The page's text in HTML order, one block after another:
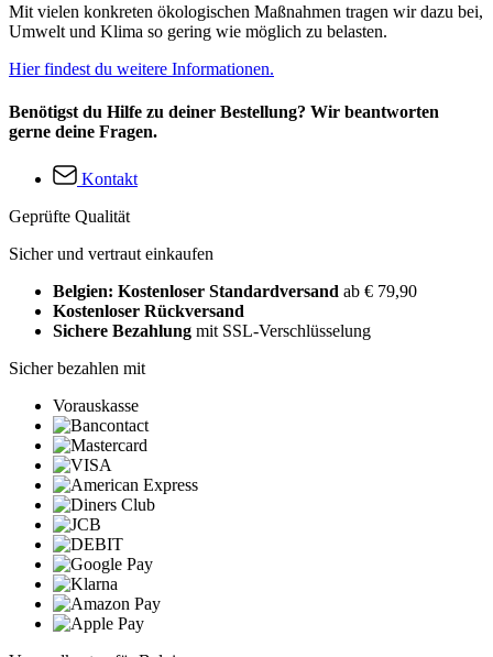
Mit vielen konkreten ökologischen Maßnahmen tragen wir dazu bei,
Umwelt und Klima so gering wie möglich zu belasten.
Hier findest du weitere Informationen.
Benötigst du Hilfe zu deiner Bestellung? Wir beantworten
gerne deine Fragen.
Kontakt
Geprüfte Qualität
Sicher und vertraut einkaufen
Belgien: Kostenloser Standardversand ab € 79,90
Kostenloser Rückversand
Sichere Bezahlung mit SSL-Verschlüsselung
Sicher bezahlen mit
Vorauskasse